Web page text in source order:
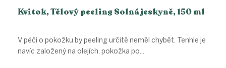
Kvitok, Tělový peeling Solná jeskyně, 150 ml
V péči o pokožku by peeling určitě neměl chybět. Tenhle je
navíc založený na olejích, pokožka po...